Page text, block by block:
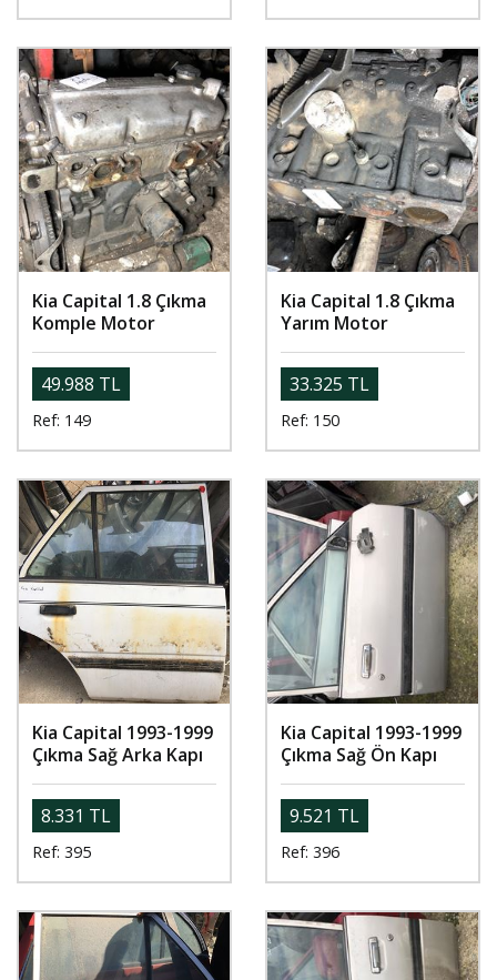
Kia Capital 1.8 Çıkma
Komple Motor
49.988 TL
Ref: 149
Kia Capital 1.8 Çıkma
Yarım Motor
33.325 TL
Ref: 150
Kia Capital 1993-1999
Çıkma Sağ Arka Kapı
8.331 TL
Ref: 395
Kia Capital 1993-1999
Çıkma Sağ Ön Kapı
9.521 TL
Ref: 396